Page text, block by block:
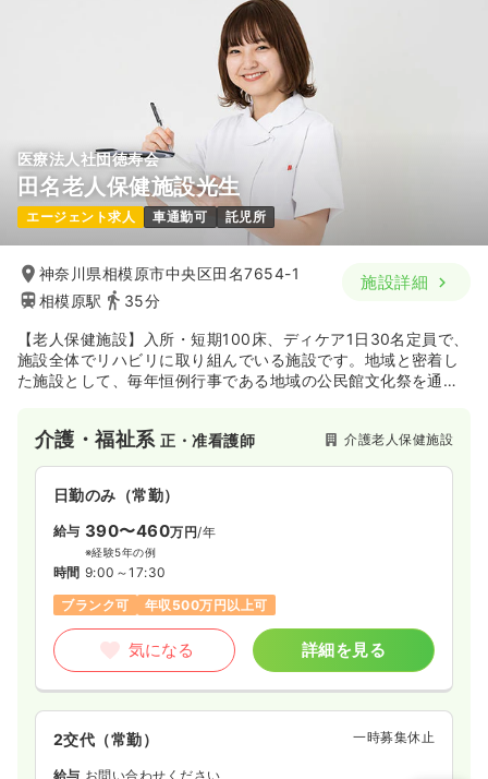
医療法人社団徳寿会
田名老人保健施設光生
エージェント求人 車通勤可 託児所
神奈川県相模原市中央区田名7654-1
相模原駅
35分
施設詳細
【老人保健施設】入所・短期100床、ディケア1日30名定員で、
施設全体でリハビリに取り組んでいる施設です。地域と密着し
た施設として、毎年恒例行事である地域の公民館文化祭を通じ
介護・福祉系正・准看護師 介護老人保健施設
日勤のみ（常勤）
給与 390〜460万円/年
※経験5年の例
時間 9:00～17:30
ブランク可
年収500万円以上可
気になる 詳細を見る
2交代（常勤） 一時募集休止
給与 お問い合わせください